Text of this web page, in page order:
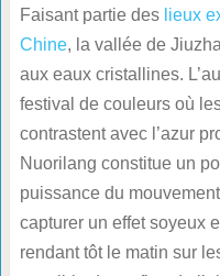
Faisant partie des lieux
Chine, la vallée de
aux eaux cristallines.
festival de couleurs où
contrastent avec l’azur
Nuorilang constitue un
puissance du
capturer un effet soyeux
rendant tôt le matin sur